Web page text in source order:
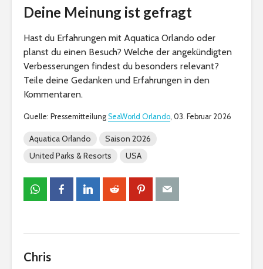
Deine Meinung ist gefragt
Hast du Erfahrungen mit Aquatica Orlando oder
planst du einen Besuch? Welche der angekündigten
Verbesserungen findest du besonders relevant?
Teile deine Gedanken und Erfahrungen in den
Kommentaren.
Quelle: Pressemitteilung SeaWorld Orlando, 03. Februar 2026
Aquatica Orlando
Saison 2026
United Parks & Resorts
USA
Chris